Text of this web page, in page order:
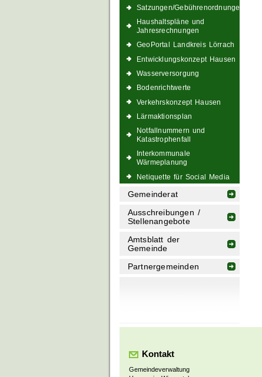
Satzungen/Gebührenordnungen
Haushaltspläne und
Jahresrechnungen
GeoPortal Landkreis Lörrach
Entwicklungskonzept Hausen
Wasserversorgung
Bodenrichtwerte
Verkehrskonzept Hausen
Lärmaktionsplan
Notfallnummern und
Katastrophenfall
Interkommunale
Wärmeplanung
Netiquette für Social Media
Gemeinderat
Ausschreibungen /
Stellenangebote
Amtsblatt der
Gemeinde
Partnergemeinden
Kontakt
Gemeindeverwaltung